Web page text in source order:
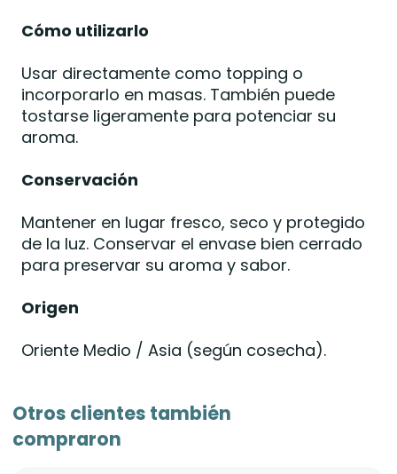
Cómo utilizarlo
Usar directamente como topping o
incorporarlo en masas. También puede
tostarse ligeramente para potenciar su
aroma.
Conservación
Mantener en lugar fresco, seco y protegido
de la luz. Conservar el envase bien cerrado
para preservar su aroma y sabor.
Origen
Oriente Medio / Asia (según cosecha).
Otros clientes también
compraron